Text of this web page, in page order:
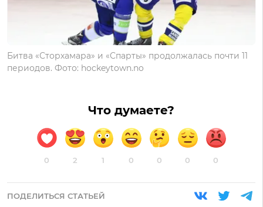
Битва «Сторхамара» и «Спарты» продолжалась почти 11
периодов. Фото: hockeytown.no
Что думаете?
0 2 1 0 0 0 0
ПОДЕЛИТЬСЯ СТАТЬЕЙ